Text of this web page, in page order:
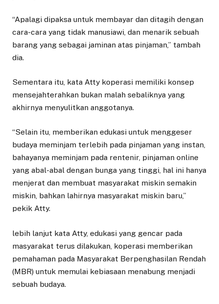
“Apalagi dipaksa untuk membayar dan ditagih dengan
cara-cara yang tidak manusiawi, dan menarik sebuah
barang yang sebagai jaminan atas pinjaman,” tambah
dia.
Sementara itu, kata Atty koperasi memiliki konsep
mensejahterahkan bukan malah sebaliknya yang
akhirnya menyulitkan anggotanya.
“Selain itu, memberikan edukasi untuk menggeser
budaya meminjam terlebih pada pinjaman yang instan,
bahayanya meminjam pada rentenir, pinjaman online
yang abal-abal dengan bunga yang tinggi, hal ini hanya
menjerat dan membuat masyarakat miskin semakin
miskin, bahkan lahirnya masyarakat miskin baru,”
pekik Atty.
lebih lanjut kata Atty, edukasi yang gencar pada
masyarakat terus dilakukan, koperasi memberikan
pemahaman pada Masyarakat Berpenghasilan Rendah
(MBR) untuk memulai kebiasaan menabung menjadi
sebuah budaya.